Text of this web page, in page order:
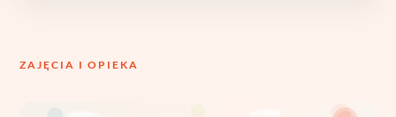
ZAJĘCIA I OPIEKA